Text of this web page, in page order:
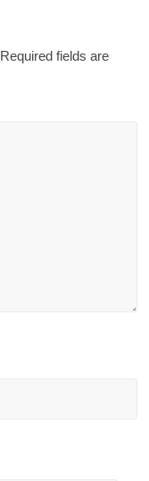
Required fields are